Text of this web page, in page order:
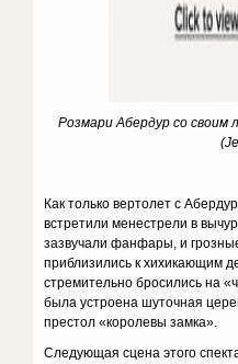
Розмари Абердур со
Как только вертолет с
встретили менестрели в
зазвучали фанфары, и
приблизились к хихикающим
стремительно бросились на
была ус­троена шуточная
престол «королевы замка».
Следующая сцена этого